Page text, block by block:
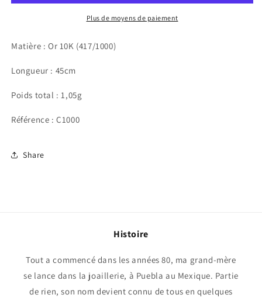
Plus de moyens de paiement
Matière : Or 10K (417/1000)
Longueur : 45cm
Poids total : 1,05g
Référence : C1000
Share
Histoire
Tout a commencé dans les années 80, ma grand-mère
se lance dans la joaillerie, à Puebla au Mexique. Partie
de rien, son nom devient connu de tous en quelques